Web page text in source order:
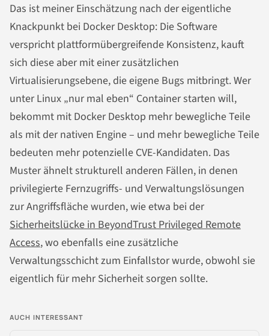
Das ist meiner Einschätzung nach der eigentliche
Knackpunkt bei Docker Desktop: Die Software
verspricht plattformübergreifende Konsistenz, kauft
sich diese aber mit einer zusätzlichen
Virtualisierungsebene, die eigene Bugs mitbringt. Wer
unter Linux „nur mal eben“ Container starten will,
bekommt mit Docker Desktop mehr bewegliche Teile
als mit der nativen Engine – und mehr bewegliche Teile
bedeuten mehr potenzielle CVE-Kandidaten. Das
Muster ähnelt strukturell anderen Fällen, in denen
privilegierte Fernzugriffs- und Verwaltungslösungen
zur Angriffsfläche wurden, wie etwa bei der
Sicherheitslücke in BeyondTrust Privileged Remote
Access, wo ebenfalls eine zusätzliche
Verwaltungsschicht zum Einfallstor wurde, obwohl sie
eigentlich für mehr Sicherheit sorgen sollte.
AUCH INTERESSANT